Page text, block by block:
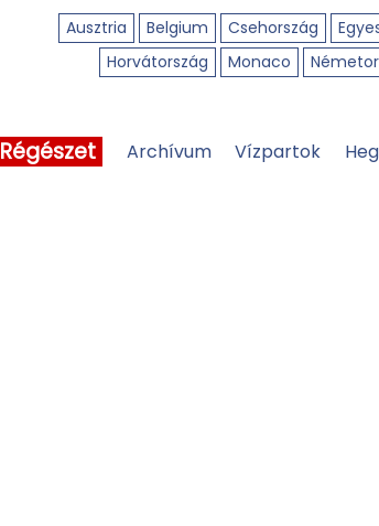
Ausztria Belgium Csehország
Horvátország
Monaco
Régészet Archívum Vízpartok